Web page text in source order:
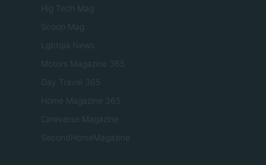
Hig Tech Mag
Scoop Mag
Lgbtqia News
Motors Magazine 365
Day Travel 365
Home Magazine 365
Cineverse Magazine
SecondHomeMagazine